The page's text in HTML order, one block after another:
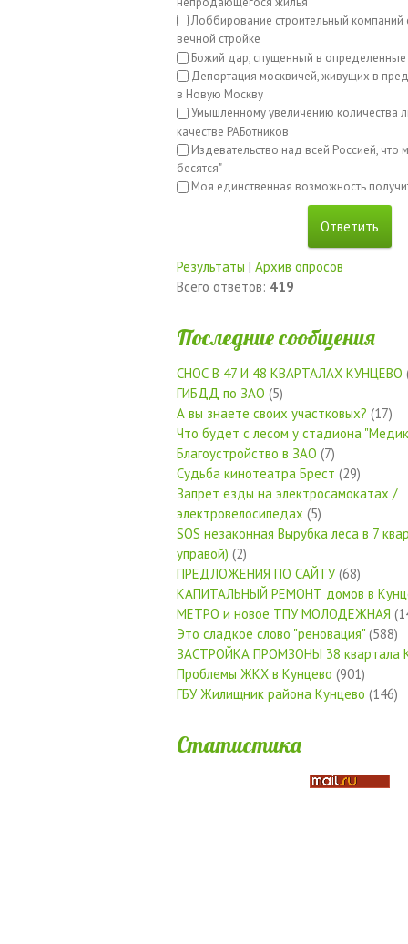
Лоббирование строительный компаний
вечной стройке
Божий дар, спущенный в
Депортация москвичей, живущих в
в Новую Москву
Умышленному увеличению количества
качестве РАБотников
Издевательство над всей Россией, что
бесятся"
Моя единственная возможность
Результаты | Архив опросов
Всего ответов: 419
Последние сообщения
СНОС В 47 И 48 КВАРТАЛАХ КУНЦЕВО
ГИБДД по ЗАО (5)
А вы знаете своих участковых? (17)
Что будет с лесом у стадиона
Благоустройство в ЗАО (7)
Судьба кинотеатра Брест (29)
Запрет езды на электросамокатах /
электровелосипедах (5)
SOS незаконная Вырубка леса в 7
управой) (2)
ПРЕДЛОЖЕНИЯ ПО САЙТУ(68)
КАПИТАЛЬНЫЙ РЕМОНТ домов в
МЕТРО и новое ТПУ МОЛОДЕЖНАЯ
Это сладкое слово "реновация" (588)
ЗАСТРОЙКА ПРОМЗОНЫ 38 квартала
Проблемы ЖКХ в Кунцево (901)
ГБУ Жилищник района Кунцево (146)
Статистика